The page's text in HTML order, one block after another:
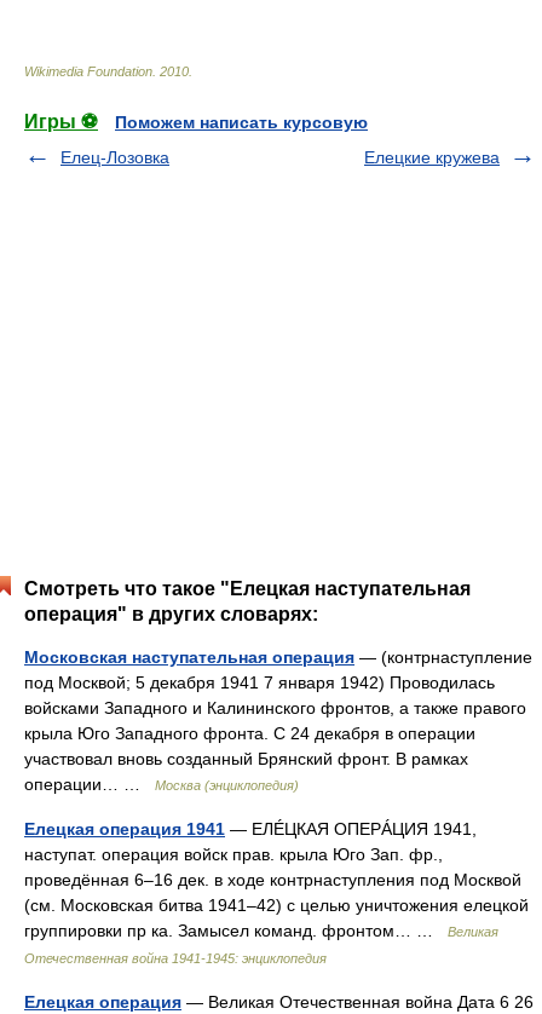
Wikimedia Foundation 2010
Игры ⚽
Поможем написать курсовую
Елец-Лозовка
Елецкие кружева
Смотреть что такое "Елецкая наступательная
операция" в других словарях:
Московская наступательная операция — (контрнаступление
под Москвой; 5 декабря 1941 7 января 1942) Проводилась
войсками Западного и Калининского фронтов, а также правого
крыла Юго Западного фронта. С 24 декабря в операции
участвовал вновь созданный Брянский фронт. В рамках
операции… …
Москва (энциклопедия)
Елецкая операция 1941 — ЕЛÉЦКАЯ ОПЕРÁЦИЯ 1941,
наступат. операция войск прав. крыла Юго Зап. фр.,
проведённая 6–16 дек. в ходе контрнаступления под Москвой
(см. Московская битва 1941–42) с целью уничтожения елецкой
группировки пр ка. Замысел команд. фронтом… …
Великая
Отечественная война 1941-1945: энциклопедия
Елецкая операция — Великая Отечественная война Дата 6 26